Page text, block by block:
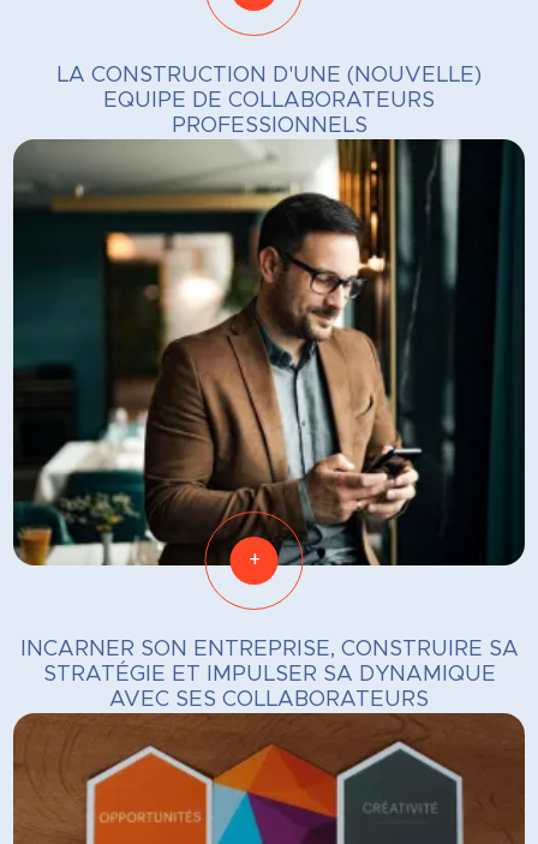
LA CONSTRUCTION D'UNE (NOUVELLE)
EQUIPE DE COLLABORATEURS
PROFESSIONNELS
+
INCARNER SON ENTREPRISE, CONSTRUIRE SA
STRATÉGIE ET IMPULSER SA DYNAMIQUE
AVEC SES COLLABORATEURS